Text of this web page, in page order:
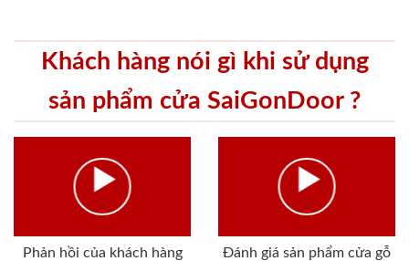
Khách hàng nói gì khi sử dụng
sản phẩm cửa SaiGonDoor ?
Phản hồi của khách hàng
Đánh giá sản phẩm cửa gỗ